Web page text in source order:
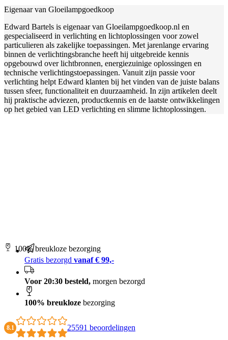
Eigenaar van Gloeilampgoedkoop
Edward Bartels is eigenaar van Gloeilampgoedkoop.nl en
gespecialiseerd in verlichting en lichtoplossingen voor zowel
particulieren als zakelijke toepassingen. Met jarenlange ervaring
binnen de verlichtingsbranche heeft hij uitgebreide kennis
opgebouwd over lichtbronnen, energiezuinige oplossingen en
technische verlichtingstoepassingen. Vanuit zijn passie voor
verlichting helpt Edward klanten bij het vinden van de juiste balans
tussen sfeer, functionaliteit en duurzaamheid. In zijn artikelen deelt
hij praktische adviezen, productkennis en de laatste ontwikkelingen
op het gebied van LED verlichting en slimme lichtoplossingen.
100% breukloze bezorging
Gratis bezorgd vanaf € 99,-
Voor 20:30 besteld, morgen bezorgd
100% breukloze bezorging
8.1 25591 beoordelingen